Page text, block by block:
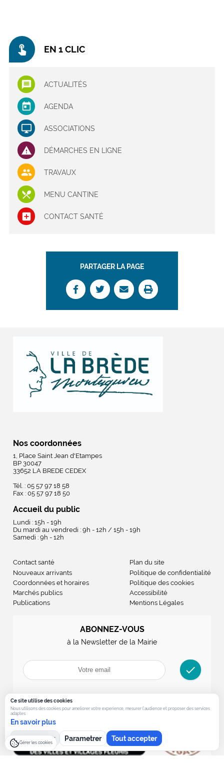
touch_app EN 1 CLIC
ACTUALITÉS
AGENDA
ASSOCIATIONS
DÉMARCHES EN LIGNE
TRAVAUX
MENU CANTINE
CONTACT SANTÉ
PARTAGER LA PAGE
Nos coordonnées
1, Place Saint Jean d'Etampes
BP 30047
33652 LA BREDE CEDEX
Tél. : 05 57 97 18 58
Fax : 05 57 97 18 50
Accueil du public
Lundi : 15h - 19h
Du mardi au vendredi : 9h - 12h / 15h - 19h
Samedi : 9h - 12h
Contact santé
Nouveaux arrivants
Coordonnées et horaires
Marchés publics
Publications
Plan du site
Politique de confidentialité
Politique des cookies
Accessibilité
Mentions Légales
ABONNEZ-VOUS
à la Newsletter de la Mairie
check
Ce site utilise des cookies
Nous utilisons des cookies pour ameliorer votre experience, mesurer l’audience et proposer des services
adaptes.
En savoir plus
Tout refuser Parametrer Tout accepter
Gérer les cookies